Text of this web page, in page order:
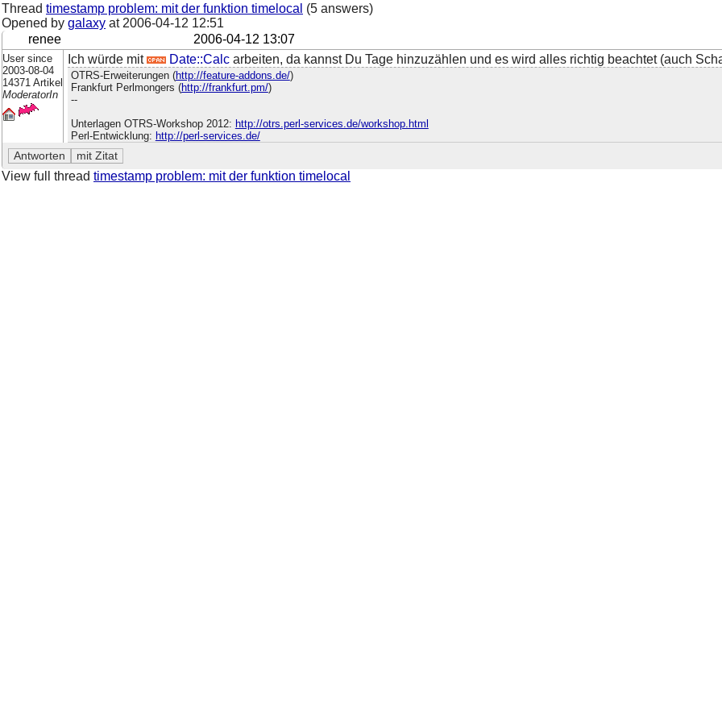
Thread timestamp problem: mit der funktion timelocal (5 answers)
Opened by galaxy at 2006-04-12 12:51
renee
2006-04-12 13:07
User since
2003-08-04
14371 Artikel
ModeratorIn
Ich würde mit Date::Calcarbeiten, da kannst Du Tage hinzuzählen und es wird alles richtig beachtet (auch
OTRS-Erweiterungen (http://feature-addons.de/)
Frankfurt Perlmongers (http://frankfurt.pm/)
--
Unterlagen OTRS-Workshop 2012: http://otrs.perl-services.de/workshop.html
Perl-Entwicklung: http://perl-services.de/
View full thread timestamp problem: mit der funktion timelocal